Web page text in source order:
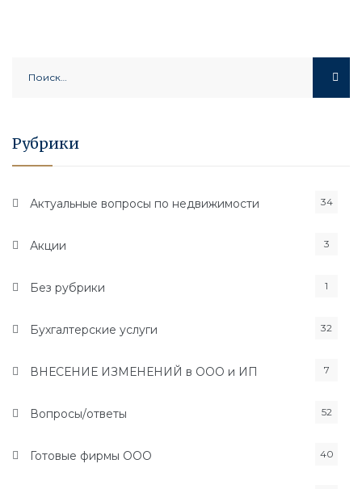
Рубрики
Актуальные вопросы по недвижимости 34
Акции 3
Без рубрики 1
Бухгалтерские услуги 32
ВНЕСЕНИЕ ИЗМЕНЕНИЙ в ООО и ИП 7
Вопросы/ответы 52
Готовые фирмы ООО 40